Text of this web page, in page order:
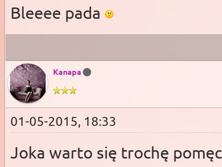
Bleeee pada
Kanapa
01-05-2015, 18:33
Joka warto się trochę